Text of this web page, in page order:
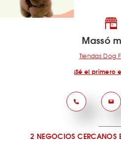
Massó
Tiendas Dog
¡Sé el primero
2 NEGOCIOS CERCANOS